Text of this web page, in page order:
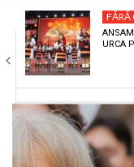
CULTURA
ECONOMIE
SANATATE
SPORT
SPECIAL
FĂRĂ
URCA